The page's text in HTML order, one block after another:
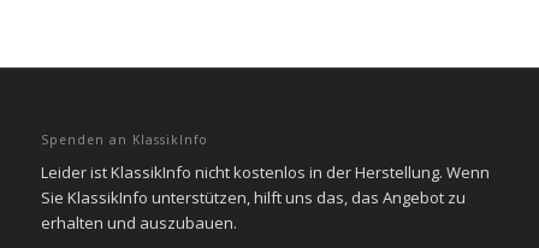
Spenden an KlassikInfo
Leider ist KlassikInfo nicht kostenlos in der Herstellung. Wenn
Sie KlassikInfo unterstützen, hilft uns das, das Angebot zu
erhalten und auszubauen.